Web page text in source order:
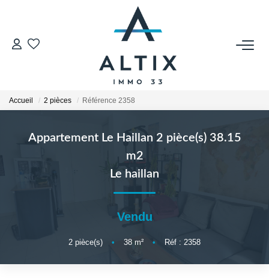
VENDRE
Estimer
Avis Clients
Biens Vendus
GESTION LOCATIVE
Contact
Accueil 2 pièces Référence 2358
Appartement Le Haillan 2 pièce(s) 38.15
m2
Le haillan
Vendu
2 pièce(s) • 38 m² • Réf : 2358